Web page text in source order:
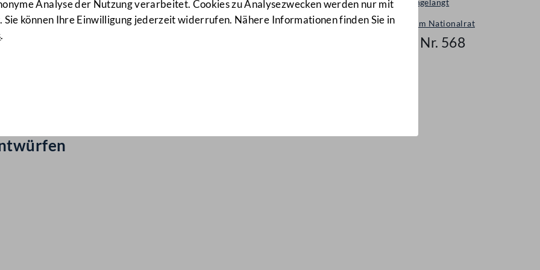
Analyse der Nutzung verarbeitet. Cookies zu Analysezwecken werden nur mit
Sie können Ihre Einwilligung jederzeit widerrufen. Nähere Informationen finden Sie in
.
Neu eingelangt
Neues im Nationalrat
Mail Nr. 568
Nr: 568